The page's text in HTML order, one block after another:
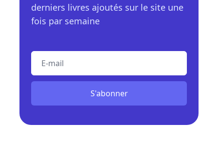
derniers livres ajoutés sur le site une
fois par semaine
E-mail
S'abonner